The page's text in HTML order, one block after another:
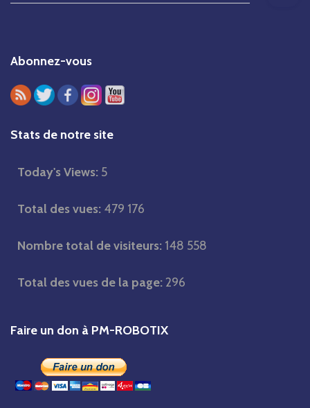
e
e
r
c
h
Abonnez-vous
Stats de notre site
Today's Views: 5
Total des vues: 479 176
Nombre total de visiteurs: 148 558
Total des vues de la page: 296
Faire un don à PM-ROBOTIX